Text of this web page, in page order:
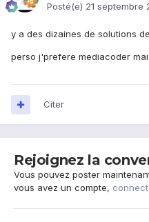
Posté(e) 21 septembre
y a des dizaines de solutions
perso j'prefere mediacoder
Citer
Rejoignez la
Vous pouvez poster
vous avez un compte,